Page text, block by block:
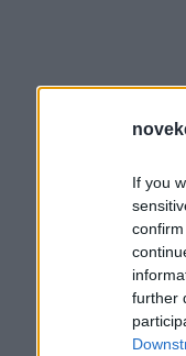
If you
further